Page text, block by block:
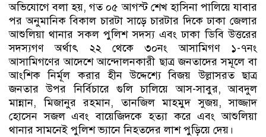
অভিযোগে বলা হয়, গত ০৫ আগস্ট শেখ হাসিনা পালিয়ে যাবার
পর অনুমানিক বিকাল চারটা সাড়ে চারটার দিকে ঢাকা জেলার
আশুলিয়া থানার সকল পুলিশ সদস্য এবং ঢাকা ডিবি উত্তরের
সদস্যগণ অর্থাৎ ২২ থেকে ৩০নং আসামিগণ ১-৭নং
আসামিগণের আদেশে আন্দোলনকারী ছাত্র জনতাদের সমূলে বা
আংশিক নির্মূল করার হীন উদ্দেশ্যে বিজয় উল্লাসরত ছাত্র
জনতার উপর নির্বিচারে গুলি চালিয়ে আস-সাবুর, আবদুল
মান্নান, মিজানুর রহমান, তানজিল মাহমুদ সুজয়, সাজ্জাদ
হোসেন সজল এবং বায়েজিদকে হত্যা করে এবং আশুলিয়া
থানার সামনেই পুলিশ ভ্যানে নিহতদের লাশ পুড়িয়ে দেয়।